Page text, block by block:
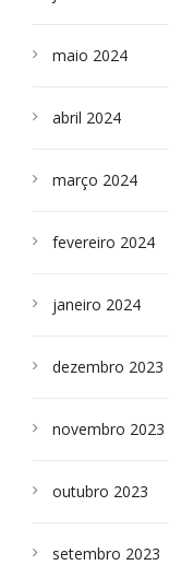
maio 2024
abril 2024
março 2024
fevereiro 2024
janeiro 2024
dezembro 2023
novembro 2023
outubro 2023
setembro 2023